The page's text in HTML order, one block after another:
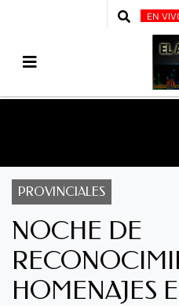
EN
PROVINCIALES
NOCHE DE
HOMENAJES